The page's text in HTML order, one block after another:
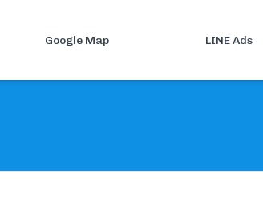
Google Map LINE Ads